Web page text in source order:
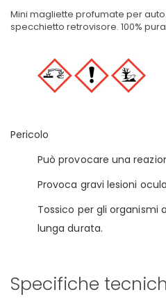
Mini magliette profumate per
specchietto retrovisore. 100%
Pericolo
Può provocare una
Provoca gravi lesioni
Tossico per gli
lunga durata.
Specifiche